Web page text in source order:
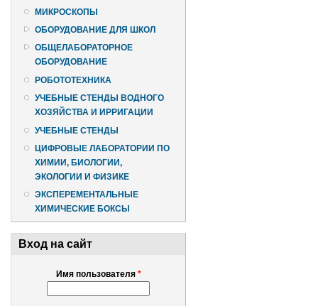
МИКРОСКОПЫ
ОБОРУДОВАНИЕ ДЛЯ ШКОЛ
ОБЩЕЛАБОРАТОРНОЕ
ОБОРУДОВАНИЕ
РОБОТОТЕХНИКА
УЧЕБНЫЕ СТЕНДЫ ВОДНОГО
ХОЗЯЙСТВА И ИРРИГАЦИИ
УЧЕБНЫЕ СТЕНДЫ
ЦИФРОВЫЕ ЛАБОРАТОРИИ ПО
ХИМИИ, БИОЛОГИИ,
ЭКОЛОГИИ И ФИЗИКЕ
ЭКСПЕРЕМЕНТАЛЬНЫЕ
ХИМИЧЕСКИЕ БОКСЫ
Вход на сайт
Имя пользователя *